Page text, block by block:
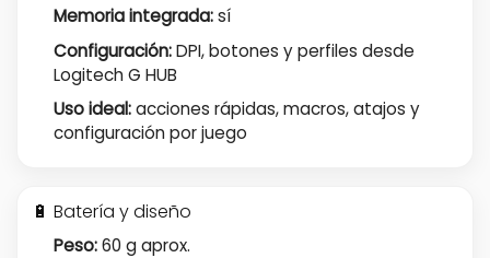
Memoria integrada:sí
Configuración:DPI, botones y perfiles desde
Logitech G HUB
Uso ideal:acciones rápidas, macros, atajos y
configuración por juego
🔋 Batería y diseño
Peso:60 g aprox.